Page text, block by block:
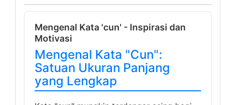
Mengenal Kata 'cun' - Inspirasi dan
Motivasi
Mengenal Kata "Cun":
Satuan Ukuran Panjang
yang Lengkap